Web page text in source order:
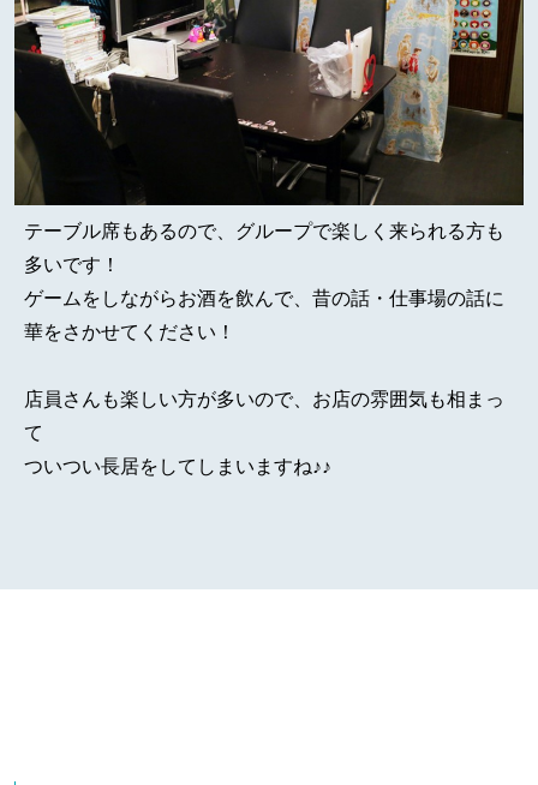
テーブル席もあるので、グループで楽しく来られる方も
多いです！
ゲームをしながらお酒を飲んで、昔の話・仕事場の話に
華をさかせてください！
店員さんも楽しい方が多いので、お店の雰囲気も相まっ
て
ついつい長居をしてしまいますね♪♪